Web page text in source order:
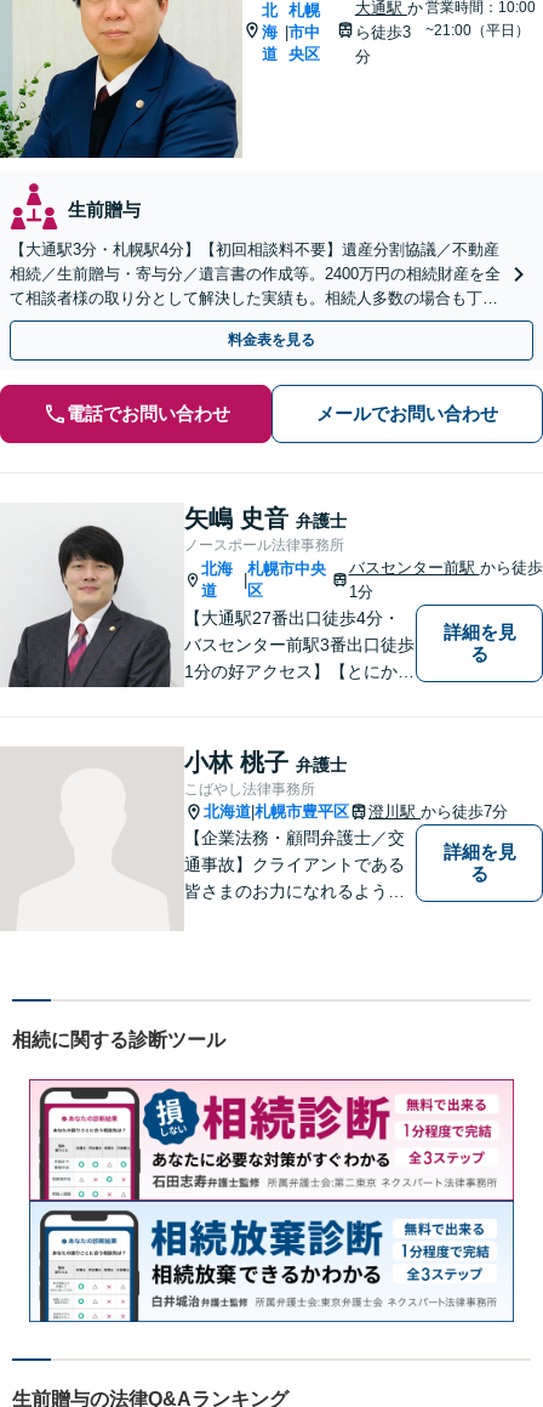
北
海
道
|
札幌
市中
央区
大通駅 か
ら徒歩3
分
営業時間：10:00
~21:00（平日）
生前贈与
【大通駅3分・札幌駅4分】【初回相談料不要】遺産分割協議／不動産
相続／生前贈与・寄与分／遺言書の作成等。2400万円の相続財産を全
て相談者様の取り分として解決した実績も。相続人多数の場合も丁寧
に対応し相談者様の目指す解決に向けて尽力します。
料金表を見る
電話でお問い合わせ メールでお問い合わせ
矢嶋 史音 弁護士
ノースポール法律事務所
北海
道
札幌市中央
区
バスセンター前駅 から徒歩
1分
【大通駅27番出口徒歩4分・
バスセンター前駅3番出口徒歩
1分の好アクセス】【とにかく
り】【相談だけでお悩みを解
決することもよくあります】
法律だけにとらわれず、依頼
者にとってベストな解決方法
を一緒に考えていきます。
詳細を見
る
小林 桃子 弁護士
こばやし法律事務所
北海道 札幌市豊平区 澄川駅 から徒歩7分
【企業法務・顧問弁護士／交
通事故】クライアントである
皆さまのお力になれるよう全
詳細を見
る
相続に関する診断ツール
生前贈与の法律Q&Aランキング